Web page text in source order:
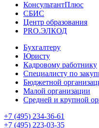
КонсультантПлюс
СБИС
Центр образования
PRO.ЭЛКОД
Бухгалтеру
Юристу
Кадровому работнику
Специалисту по
Бюджетной
Малой организации
Средней и крупной
+7 (495) 234-36-61
+7 (495) 223-03-35